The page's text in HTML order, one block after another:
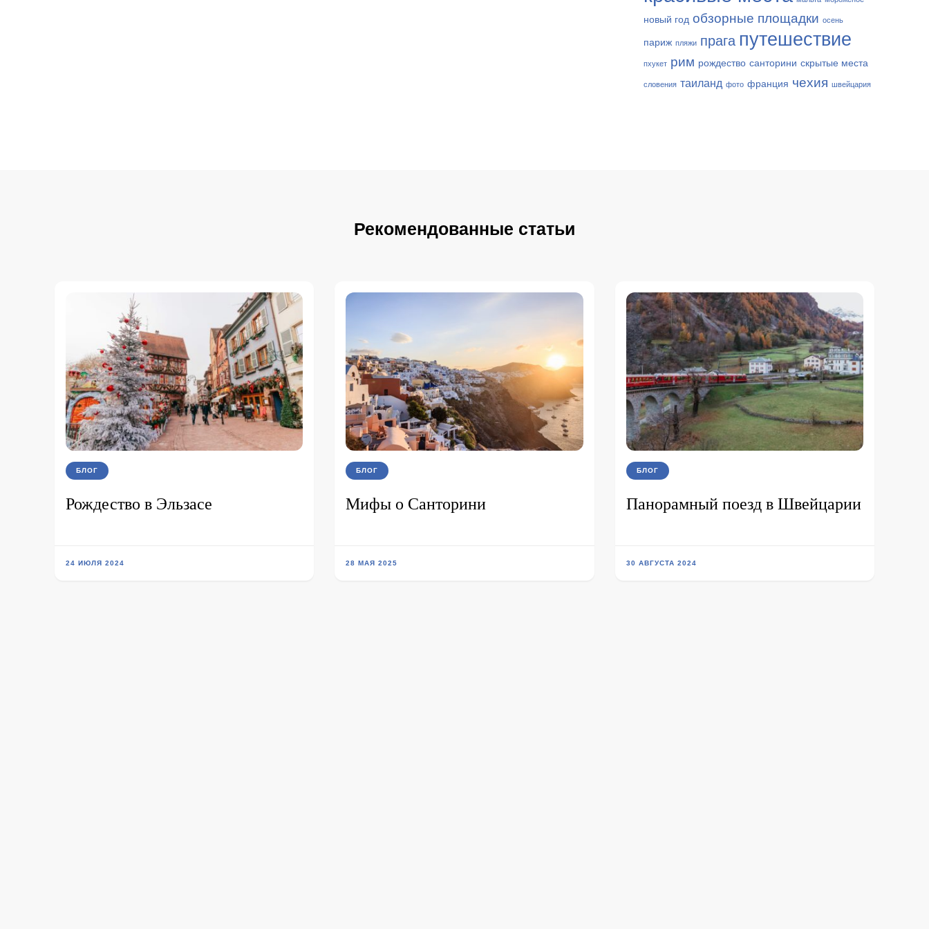
новый год обзорные площадки осень
париж пляжи прага путешествие
пхукет рим рождество санторини скрытые места
словения таиланд фото франция чехия швейцария
Рекомендованные статьи
БЛОГ
Рождество в Эльзасе
24 ИЮЛЯ 2024
БЛОГ
Мифы о Санторини
28 МАЯ 2025
БЛОГ
Панорамный поезд в Швейцарии
30 АВГУСТА 2024